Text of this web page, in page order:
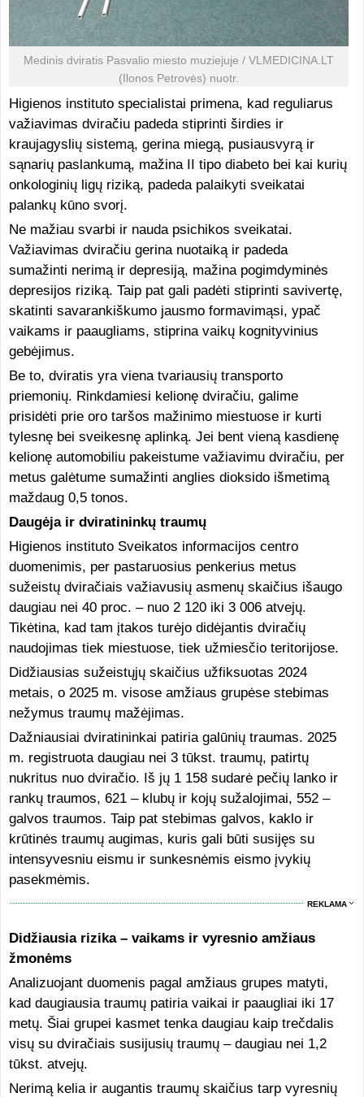
Medinis dviratis Pasvalio miesto muziejuje / VLMEDICINA.LT
(Ilonos Petrovės) nuotr.
Higienos instituto specialistai primena, kad reguliarus
važiavimas dviračiu padeda stiprinti širdies ir
kraujagyslių sistemą, gerina miegą, pusiausvyrą ir
sąnarių paslankumą, mažina II tipo diabeto bei kai kurių
onkologinių ligų riziką, padeda palaikyti sveikatai
palankų kūno svorį.
Ne mažiau svarbi ir nauda psichikos sveikatai.
Važiavimas dviračiu gerina nuotaiką ir padeda
sumažinti nerimą ir depresiją, mažina pogimdyminės
depresijos riziką. Taip pat gali padėti stiprinti savivertę,
skatinti savarankiškumo jausmo formavimąsi, ypač
vaikams ir paaugliams, stiprina vaikų kognityvinius
gebėjimus.
Be to, dviratis yra viena tvariausių transporto
priemonių. Rinkdamiesi kelionę dviračiu, galime
prisidėti prie oro taršos mažinimo miestuose ir kurti
tylesnę bei sveikesnę aplinką. Jei bent vieną kasdienę
kelionę automobiliu pakeistume važiavimu dviračiu, per
metus galėtume sumažinti anglies dioksido išmetimą
maždaug 0,5 tonos.
Daugėja ir dviratininkų traumų
Higienos instituto Sveikatos informacijos centro
duomenimis, per pastaruosius penkerius metus
sužeistų dviračiais važiavusių asmenų skaičius išaugo
daugiau nei 40 proc. – nuo 2 120 iki 3 006 atvejų.
Tikėtina, kad tam įtakos turėjo didėjantis dviračių
naudojimas tiek miestuose, tiek užmiesčio teritorijose.
Didžiausias sužeistųjų skaičius užfiksuotas 2024
metais, o 2025 m. visose amžiaus grupėse stebimas
nežymus traumų mažėjimas.
Dažniausiai dviratininkai patiria galūnių traumas. 2025
m. registruota daugiau nei 3 tūkst. traumų, patirtų
nukritus nuo dviračio. Iš jų 1 158 sudarė pečių lanko ir
rankų traumos, 621 – klubų ir kojų sužalojimai, 552 –
galvos traumos. Taip pat stebimas galvos, kaklo ir
krūtinės traumų augimas, kuris gali būti susijęs su
intensyvesniu eismu ir sunkesnėmis eismo įvykių
pasekmėmis.
REKLAMA
Didžiausia rizika – vaikams ir vyresnio amžiaus
žmonėms
Analizuojant duomenis pagal amžiaus grupes matyti,
kad daugiausia traumų patiria vaikai ir paaugliai iki 17
metų. Šiai grupei kasmet tenka daugiau kaip trečdalis
visų su dviračiais susijusių traumų – daugiau nei 1,2
tūkst. atvejų.
Nerimą kelia ir augantis traumų skaičius tarp vyresnių